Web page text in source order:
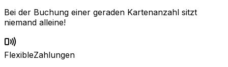
Bei der Buchung einer geraden Kartenanzahl sitzt
niemand alleine!
FlexibleZahlungen